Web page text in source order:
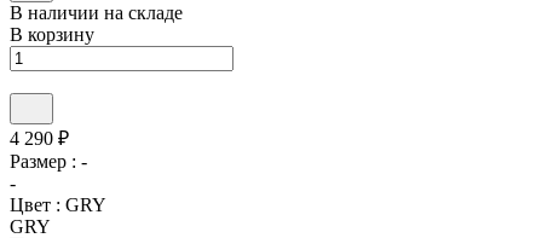
В наличии на складе
В корзину
4 290 ₽
Размер : -
-
Цвет : GRY
GRY